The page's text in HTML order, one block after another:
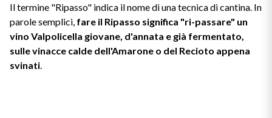
Melini
Monogram
Nebbiolo
Negroamaro
Il Re dei rossi
Scopri i vini
I BIANCHI DI
SICILIA
I profumi di un'isola
Il termine "Ripasso" indica il nome di una tecnica di cantina. In
parole semplici, fare il Ripasso significa "ri-passare" un
vino Valpolicella giovane, d'annata e già fermentato,
sulle vinacce calde dell'Amarone o del Recioto appena
svinati.